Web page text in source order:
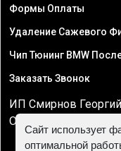
Формы Оплаты
Удаление Сажевого
Чип Тюнинг BMW
Заказать Звонок
ИП Смирнов
ОГРНИП
Сайт использует
оптимальной